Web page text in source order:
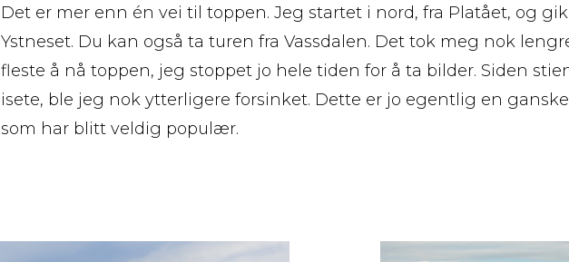
Det er mer enn én vei til toppen. Jeg startet i nord, fra Platået, og
Ystneset. Du kan også ta turen fra Vassdalen. Det tok meg nok
fleste å nå toppen, jeg stoppet jo hele tiden for å ta bilder. Siden
isete, ble jeg nok ytterligere forsinket. Dette er jo egentlig en
som har blitt veldig populær.